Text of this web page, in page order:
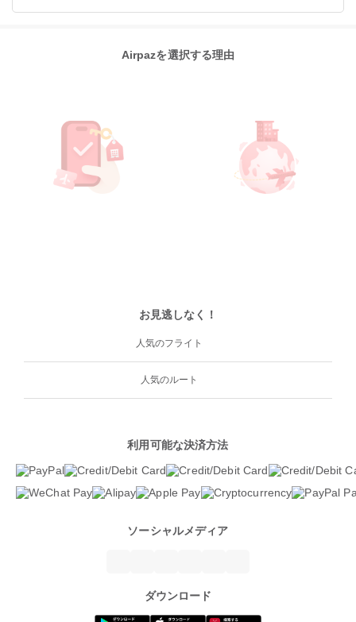
Airpazを選択する理由
お見逃しなく！
人気のフライト
人気のルート
利用可能な決済方法
ソーシャルメディア
ダウンロード